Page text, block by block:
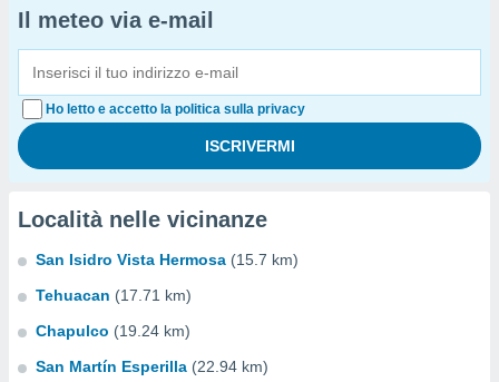
Il meteo via e-mail
Ho letto e accetto la politica sulla privacy
Località nelle vicinanze
San Isidro Vista Hermosa (15.7 km)
Tehuacan (17.71 km)
Chapulco (19.24 km)
San Martín Esperilla (22.94 km)